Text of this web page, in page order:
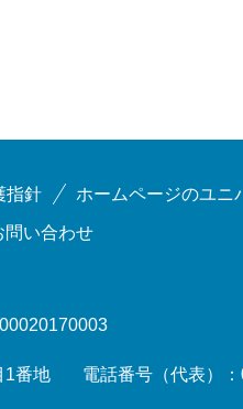
指針 ホームページのユニ
問い合わせ
1番地 電話番号（代表）